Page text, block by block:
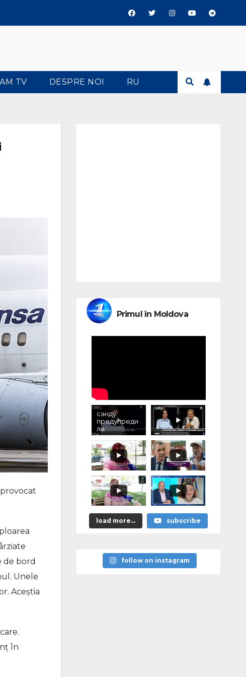
TV DESPRE NOI RU
de bord
Unele
Aceștia
în
Primul în Moldova
санду
предупреди
ла:
"электричес
тво может
подорожать,
если
граждане не
начнут
экономить"
load more... subscribe
follow on instagram